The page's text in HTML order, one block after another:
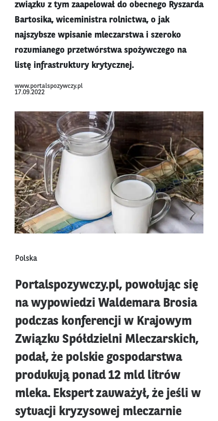
związku z tym zaapelował do obecnego Ryszarda
Bartosika, wiceministra rolnictwa, o jak
najszybsze wpisanie mleczarstwa i szeroko
rozumianego przetwórstwa spożywczego na
listę infrastruktury krytycznej.
www.portalspozywczy.pl
17.09.2022
Polska
Portalspozywczy.pl, powołując się
na wypowiedzi Waldemara Brosia
podczas konferencji w Krajowym
Związku Spółdzielni Mleczarskich,
podał, że polskie gospodarstwa
produkują ponad 12 mld litrów
mleka. Ekspert zauważył, że jeśli w
sytuacji kryzysowej mleczarnie